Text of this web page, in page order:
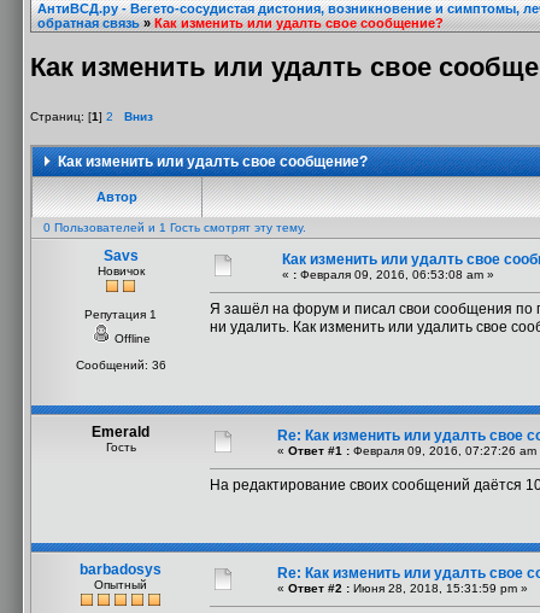
АнтиВСД.ру - Вегето-сосудистая дистония, возникновение и симптомы,
обратная связь»Как изменить или удалть свое сообщение?
Как изменить или удалть свое
Страниц: [1] 2 Вниз
Как изменить или удалть свое сообщение?
Автор
0 Пользователей и 1 Гость смотрят эту тему.
Savs
Новичок
Репутация 1
Offline
Сообщений: 36
Как изменить или удалть свое
« : Февраля 09, 2016, 06:53:08 am »
Я зашёл на форум и писал свои сообщения по
ни удалить. Как изменить или удалить свое
Emerald
Гость
Re: Как изменить или удалть свое
« Ответ #1 : Февраля 09, 2016, 07:27:26 am
На редактирование своих сообщений даётся
barbadosys
Опытный
Re: Как изменить или удалть свое
« Ответ #2 : Июня 28, 2018, 15:31:59 pm »